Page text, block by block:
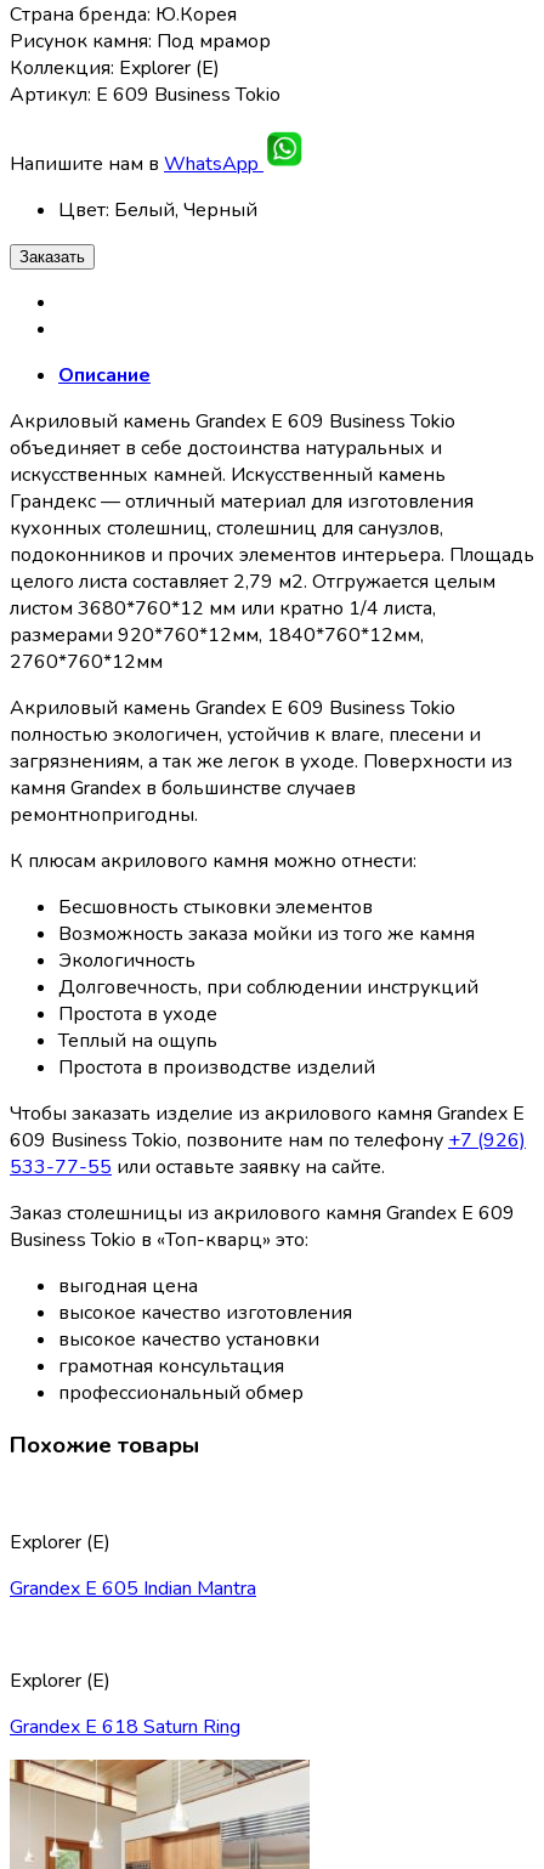
Страна бренда: Ю.Корея
Рисунок камня: Под мрамор
Коллекция: Explorer (E)
Артикул: E 609 Business Tokio
Напишите нам в WhatsApp
Цвет: Белый, Черный
Заказать
Описание
Акриловый камень Grandex E 609 Business Tokio
объединяет в себе достоинства натуральных и
искусственных камней. Искусственный камень
Грандекс — отличный материал для изготовления
кухонных столешниц, столешниц для санузлов,
подоконников и прочих элементов интерьера. Площадь
целого листа составляет 2,79 м2. Отгружается целым
листом 3680*760*12 мм или кратно 1/4 листа,
размерами 920*760*12мм, 1840*760*12мм,
2760*760*12мм
Акриловый камень Grandex E 609 Business Tokio
полностью экологичен, устойчив к влаге, плесени и
загрязнениям, а так же легок в уходе. Поверхности из
камня Grandex в большинстве случаев
ремонтнопригодны.
К плюсам акрилового камня можно отнести:
Бесшовность стыковки элементов
Возможность заказа мойки из того же камня
Экологичность
Долговечность, при соблюдении инструкций
Простота в уходе
Теплый на ощупь
Простота в производстве изделий
Чтобы заказать изделие из акрилового камня Grandex E
609 Business Tokio, позвоните нам по телефону +7 (926)
533-77-55 или оставьте заявку на сайте.
Заказ столешницы из акрилового камня Grandex E 609
Business Tokio в «Топ-кварц» это:
выгодная цена
высокое качество изготовления
высокое качество установки
грамотная консультация
профессиональный обмер
Похожие товары
Explorer (E)
Grandex E 605 Indian Mantra
Explorer (E)
Grandex E 618 Saturn Ring